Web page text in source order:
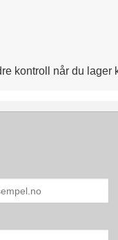
kontroll når du lager